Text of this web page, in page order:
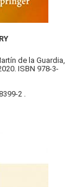
de la Guardia,
ISBN 978-3-
2 .